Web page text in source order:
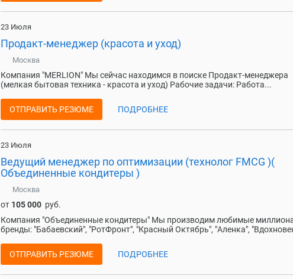
23 Июля
Продакт-менеджер (красота и уход)
Москва
Компания "MERLION" Мы сейчас находимся в поиске Продакт-менеджера
(мелкая бытовая техника - красота и уход) Рабочие задачи: Работа...
ОТПРАВИТЬ РЕЗЮМЕ ПОДРОБНЕЕ
23 Июля
Ведущий менеджер по оптимизации (технолог FMCG )(
Объединенные кондитеры )
Москва
от 105 000 руб.
Компания "Объединенные кондитеры" Мы производим любимые
бренды: "Бабаевский", "РотФронт", "Красный Октябрь", "Аленка",
ОТПРАВИТЬ РЕЗЮМЕ ПОДРОБНЕЕ